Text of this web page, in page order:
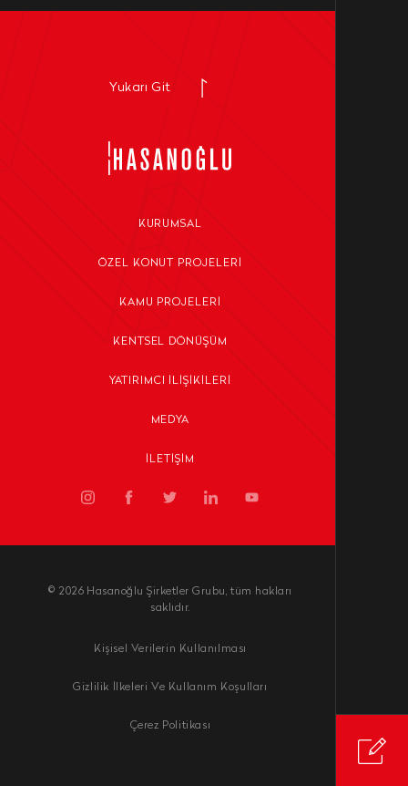
KURUMSAL
ÖZEL KONUT PROJELERI
KAMU PROJELERI
KENTSEL DÖNÜŞÜM
YATIRIMCI İLIŞIKILERI
MEDYA
İLETIŞIM
Yukarı Git
© 2026 Hasanoğlu Şirketler Grubu, tüm hakları
saklıdır.
Kişisel Verilerin Kullanılması
Gizlilik İlkeleri Ve Kullanım Koşulları
Çerez Politikası